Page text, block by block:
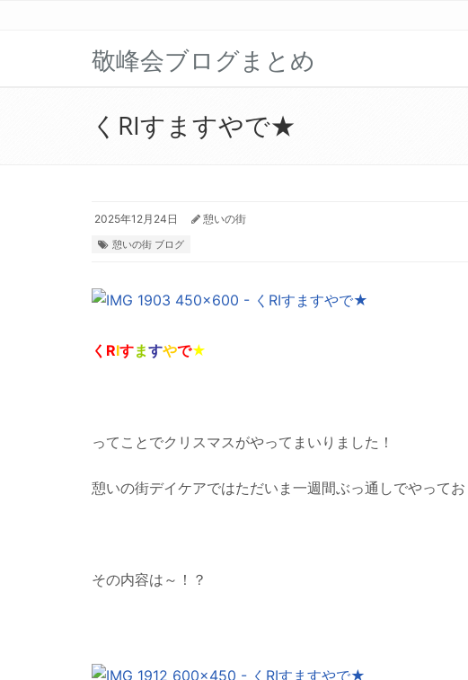
敬峰会ブログまとめ
くRIすますやで★
2025年12月24日 憩いの街
憩いの街 ブログ
く RIすますやで★
ってことでクリスマスがやってまいりました！
憩いの街デイケアではただいま一週間ぶっ通しでやってお
その内容は～！？